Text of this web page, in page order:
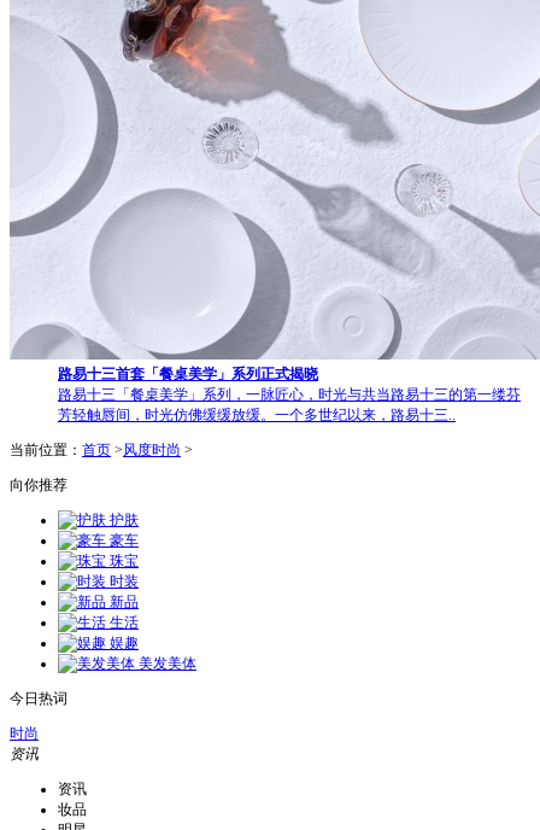
路易十三首套「餐桌美学」系列正式揭晓
路易十三「餐桌美学」系列，一脉匠心，时光与共当路易十三的第一缕芬
芳轻触唇间，时光仿佛缓缓放缓。一个多世纪以来，路易十三..
当前位置： 首页 >风度时尚 >
向你推荐
护肤
豪车
珠宝
时装
新品
生活
娱趣
美发美体
今日热词
时尚
资讯
资讯
妆品